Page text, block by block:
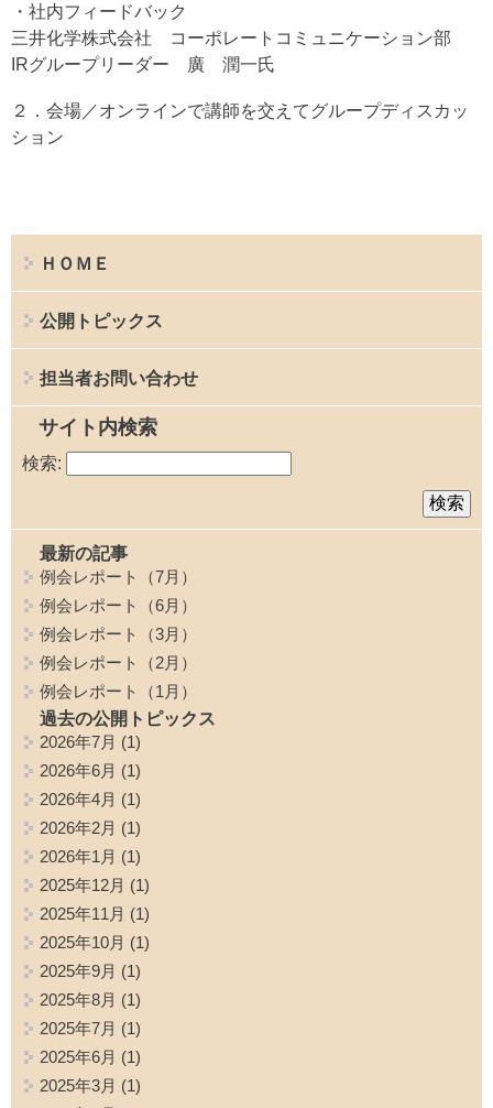
・社内フィードバック
三井化学株式会社 コーポレートコミュニケーション部
IRグループリーダー 廣 潤一氏
２．会場／オンラインで講師を交えてグループディスカッ
ション
ＨＯＭＥ
公開トピックス
担当者お問い合わせ
サイト内検索
検索:
最新の記事
例会レポート（7月）
例会レポート（6月）
例会レポート（3月）
例会レポート（2月）
例会レポート（1月）
過去の公開トピックス
2026年7月 (1)
2026年6月 (1)
2026年4月 (1)
2026年2月 (1)
2026年1月 (1)
2025年12月 (1)
2025年11月 (1)
2025年10月 (1)
2025年9月 (1)
2025年8月 (1)
2025年7月 (1)
2025年6月 (1)
2025年3月 (1)